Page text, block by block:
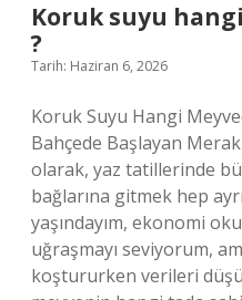
Koruk suyu
?
Tarih: Haziran 6, 2026
Koruk Suyu Hangi
Bahçede Başlayan
olarak, yaz tatillerinde
bağlarına gitmek hep
yaşındayım, ekonomi
uğraşmayı seviyorum,
koştururken verileri